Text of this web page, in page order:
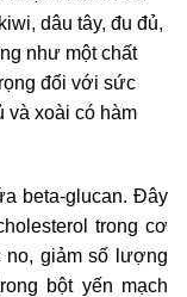
dâu tây, đu đủ,
như một chất
đối với sức
và xoài có hàm
beta-glucan. Đây
trong cơ
no, giảm số lượng
bột yến mạch